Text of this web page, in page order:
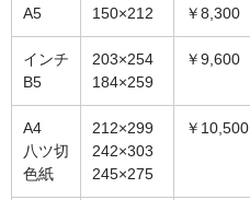
会社案内
サイトマップ
オーダーメイド額装
A5 150×212 ￥8,300
インチ
B5
203×254
184×259
￥9,600
A4
八ツ切
色紙
212×299
242×303
245×275
￥10,500